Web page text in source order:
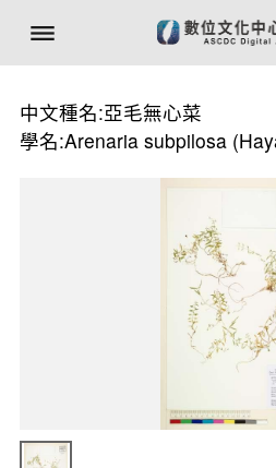
中文種名:亞毛無心菜
學名:Arenaria subpilosa